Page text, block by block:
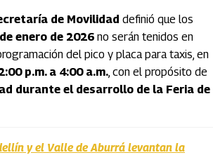
de Movilidad definió que los
enero de 2026 no serán tenidos en
del pico y placa para taxis, en
p.m. a 4:00 a.m., con el propósito de
durante el desarrollo de la Feria de
y el Valle de Aburrá levantan la